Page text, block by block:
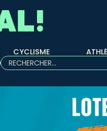
CYCLISME
Rechercher :